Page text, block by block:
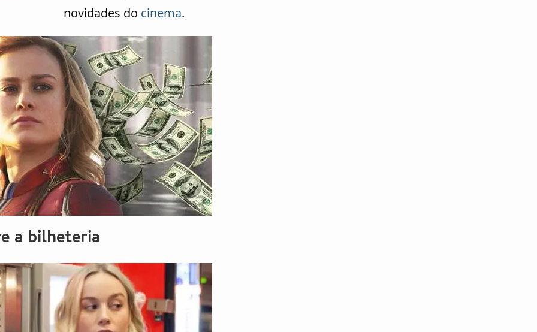
novidades do cinema.
a bilheteria